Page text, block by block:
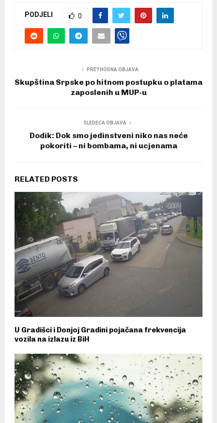
PODJELI 0
PRETHODNA OBJAVA
Skupština Srpske po hitnom postupku o platama
zaposlenih u MUP-u
SLEDEĆA OBJAVA
Dodik: Dok smo jedinstveni niko nas neće
pokoriti – ni bombama, ni ucjenama
RELATED POSTS
U Gradišci i Donjoj Gradini pojačana frekvencija
vozila na izlazu iz BiH